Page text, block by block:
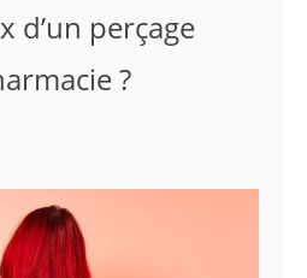
d’un perçage
?